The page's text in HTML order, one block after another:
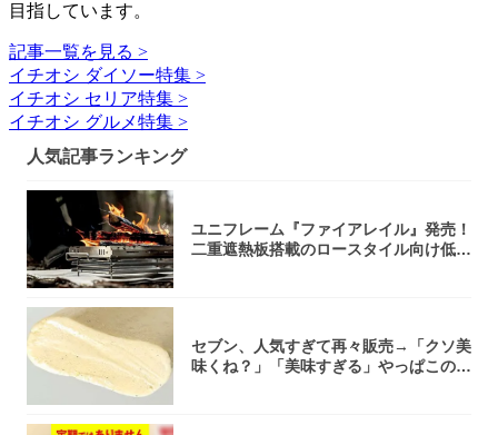
目指しています。
記事一覧を見る >
イチオシ ダイソー特集 >
イチオシ セリア特集 >
イチオシ グルメ特集 >
人気記事ランキング
ユニフレーム『ファイアレイル』発売！
二重遮熱板搭載のロースタイル向け低型
セブン、人気すぎて再々販売→「クソ美
味くね？」「美味すぎる」やっぱこのク